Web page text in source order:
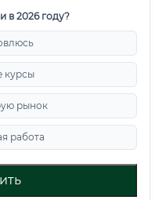
в 2026 году?
курсы
рынок
работа